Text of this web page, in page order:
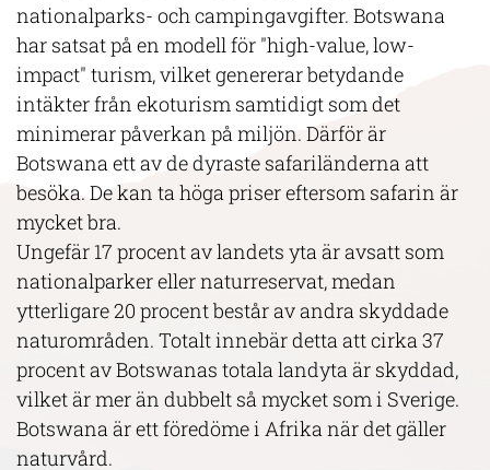
nationalparks- och campingavgifter. Botswana
har satsat på en modell för "high-value, low-
impact" turism, vilket genererar betydande
intäkter från ekoturism samtidigt som det
minimerar påverkan på miljön. Därför är
Botswana ett av de dyraste safariländerna att
besöka. De kan ta höga priser eftersom safarin är
mycket bra.
Ungefär 17 procent av landets yta är avsatt som
nationalparker eller naturreservat, medan
ytterligare 20 procent består av andra skyddade
naturområden. Totalt innebär detta att cirka 37
procent av Botswanas totala landyta är skyddad,
vilket är mer än dubbelt så mycket som i Sverige.
Botswana är ett föredöme i Afrika när det gäller
naturvård.